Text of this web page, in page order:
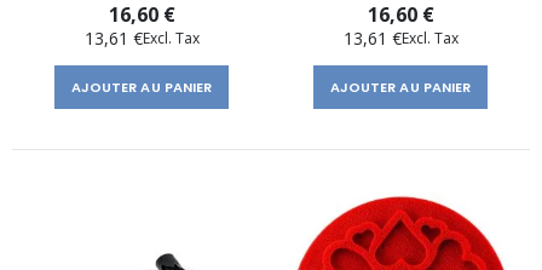
16,60 €
13,61 €
AJOUTER AU PANIER
16,60 €
13,61 €
AJOUTER AU PANIER